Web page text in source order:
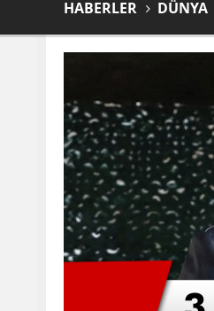
HABERLER DÜNYA